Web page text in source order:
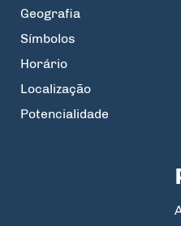
Geografia
Símbolos
Horário
Localização
Potencialidade